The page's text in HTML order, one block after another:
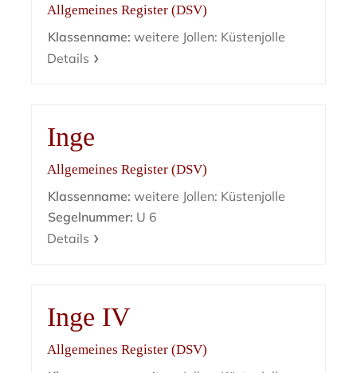
Allgemeines Register (DSV)
Klassenname: weitere Jollen: Küstenjolle
Details
Inge
Allgemeines Register (DSV)
Klassenname: weitere Jollen: Küstenjolle
Segelnummer: U 6
Details
Inge IV
Allgemeines Register (DSV)